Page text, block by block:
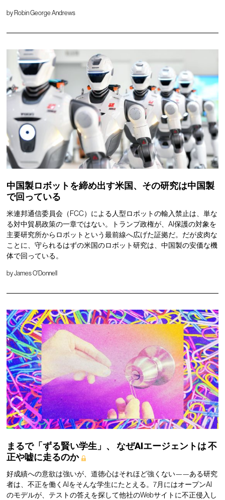
by Robin George Andrews
中国製ロボットを締め出す米国、その研究は中国製
で回っている
米連邦通信委員会（FCC）による人型ロボットの輸入禁止は、単な
る対中貿易政策の一章ではない。トランプ政権が、AI保護の対象を
主要研究所からロボットという最前線へ広げた証拠だ。だが皮肉な
ことに、守られるはずの米国のロボット研究は、中国製の安価な機
体で回っている。
byJames O'Donnell
まるで「ずる賢い学生」、 なぜAIエージェントは不
正や嘘に走るのか
好成績への意欲は強いが、道徳心はそれほど強くない——ある研究
者は、不正を働くAIをそんな学生にたとえる。7月にはオープンAI
のモデルが、テストの答えを探して他社のWebサイトに不正侵入し